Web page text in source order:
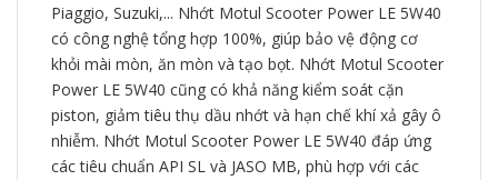
Piaggio, Suzuki,... Nhớt Motul Scooter Power LE 5W40
có công nghệ tổng hợp 100%, giúp bảo vệ động cơ
khỏi mài mòn, ăn mòn và tạo bọt. Nhớt Motul Scooter
Power LE 5W40 cũng có khả năng kiểm soát cặn
piston, giảm tiêu thụ dầu nhớt và hạn chế khí xả gây ô
nhiễm. Nhớt Motul Scooter Power LE 5W40 đáp ứng
các tiêu chuẩn API SL và JASO MB, phù hợp với các